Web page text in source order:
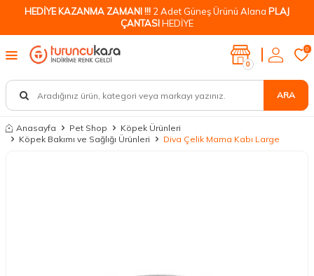
HEDİYE KAZANMA ZAMANI !!! 2 Adet Güneş Ürünü Alana PLAJ
ÇANTASIHEDİYE
ARA
0
0
Anasayfa Pet Shop
Köpek Ürünleri
Köpek Bakımı ve Sağlığı Ürünleri
Diva Çelik Mama Kabı Large